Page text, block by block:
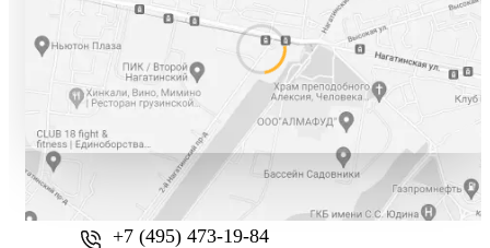
+7 (800) 777-61-74
+7 (495) 473-19-84